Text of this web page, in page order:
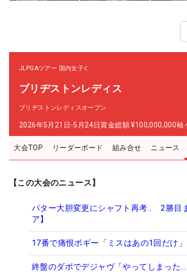
JLPGAツアー 国内女子
ブリヂストンレディス
ブリヂストンレディスオープン
2026年5月21日-5月24日賞金総額 ¥100,000,000袖
大会TOP リーダーボード 組み合せ ニュース
【この大会のニュース】
パター大胆変更にシャフト再考… 2勝目
ア】
17番で痛恨ボギー「ミスはあの1回だけ
終盤のダボでデジャヴ「やってしまった